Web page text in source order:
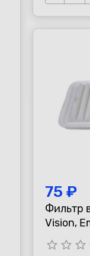
75 ₽
Фильтр
Vision,
star_border star_border star_border